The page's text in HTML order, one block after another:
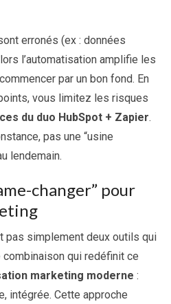
erronés (ex : données
l’automatisation amplifie les
par un bon fond. En
vous limitez les risques
du duo HubSpot + Zapier.
pas une “usine
lendemain.
changer” pour
pas simplement deux outils qui
combinaison qui redéfinit ce
marketing moderne :
intégrée. Cette approche